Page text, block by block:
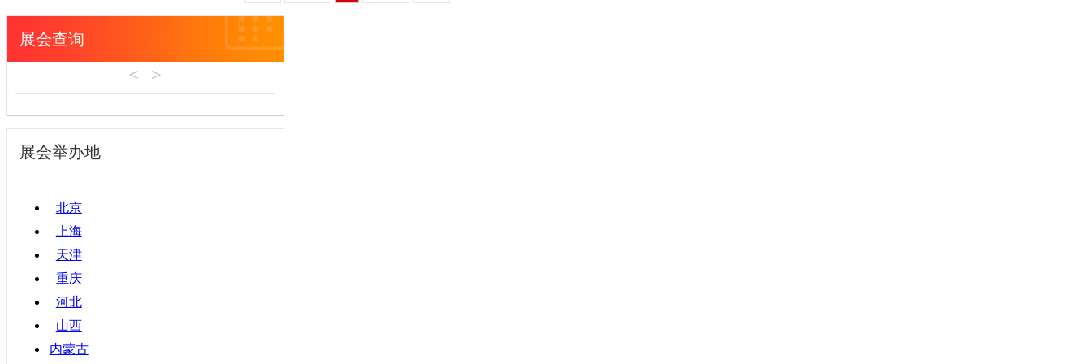
展会查询
展会举办地
北京
上海
天津
重庆
河北
山西
内蒙古